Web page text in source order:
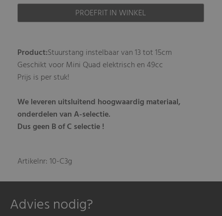
PROEFRIT IN WINKEL
Product:Stuurstang instelbaar van 13 tot 15cm
Geschikt voor Mini Quad elektrisch en 49cc
Prijs is per stuk!
We leveren uitsluitend hoogwaardig materiaal,
onderdelen van A-selectie.
Dus geen B of C selectie !
Artikelnr: 10-C3g
Advies nodig?